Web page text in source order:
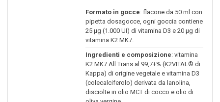
Formato in gocce: flacone da 50 ml con
pipetta dosagocce, ogni goccia contiene
25 µg (1.000 UI) di vitamina D3 e 20 µg di
vitamina K2 MK7.
Ingredienti e composizione: vitamina
K2 MK7 All Trans al 99,7+% (K2VITAL® di
Kappa) di origine vegetale e vitamina D3
(colecalciferolo) derivata da lanolina,
disciolte in olio MCT di cocco e olio di